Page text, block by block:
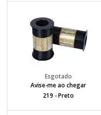
Avise-me ao chegar
219 - Preto